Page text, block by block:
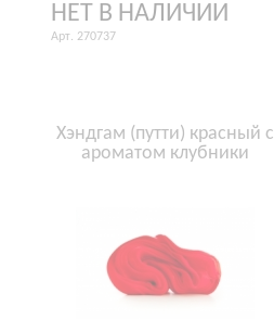
НЕТ В НАЛИЧИИ
Арт. 270737
Хэндгам (путти) красный с
ароматом клубники